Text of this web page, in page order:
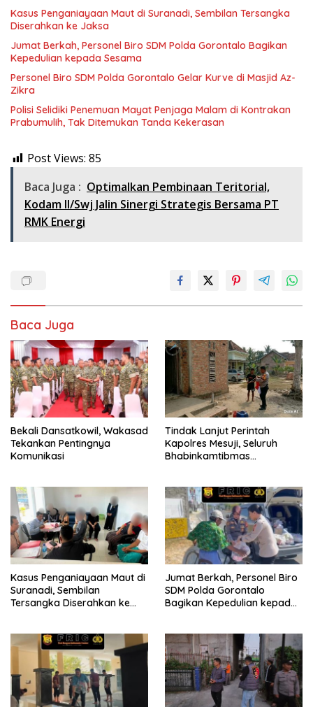
Kasus Penganiayaan Maut di Suranadi, Sembilan Tersangka
Diserahkan ke Jaksa
Jumat Berkah, Personel Biro SDM Polda Gorontalo Bagikan
Kepedulian kepada Sesama
Personel Biro SDM Polda Gorontalo Gelar Kurve di Masjid Az-
Zikra
Polisi Selidiki Penemuan Mayat Penjaga Malam di Kontrakan
Prabumulih, Tak Ditemukan Tanda Kekerasan
Post Views: 85
Baca Juga : Optimalkan Pembinaan Teritorial,
Kodam II/Swj Jalin Sinergi Strategis Bersama PT
RMK Energi
Baca Juga
Bekali Dansatkowil, Wakasad
Tekankan Pentingnya
Komunikasi
Tindak Lanjut Perintah
Kapolres Mesuji, Seluruh
Bhabinkamtibmas
Masyarakat
Kasus Penganiayaan Maut di
Suranadi, Sembilan
Tersangka Diserahkan ke
Jumat Berkah, Personel Biro
SDM Polda Gorontalo
Bagikan Kepedulian kepada